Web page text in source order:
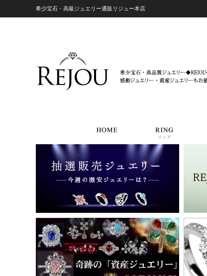
希少宝石・高級ジュエリー通販リジュー本店